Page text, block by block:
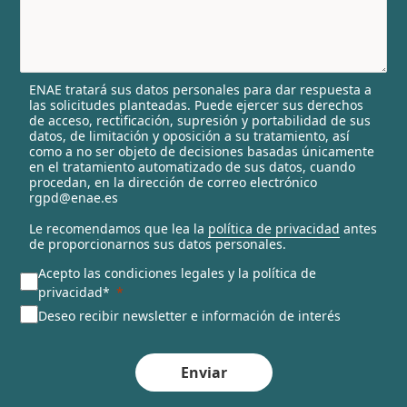
l
e
c
t
e
d
ENAE tratará sus datos personales para dar respuesta a
las solicitudes planteadas. Puede ejercer sus derechos
de acceso, rectificación, supresión y portabilidad de sus
datos, de limitación y oposición a su tratamiento, así
como a no ser objeto de decisiones basadas únicamente
en el tratamiento automatizado de sus datos, cuando
procedan, en la dirección de correo electrónico
rgpd@enae.es
Le recomendamos que lea la política de privacidad antes
de proporcionarnos sus datos personales.
Acepto las condiciones legales y la política de
privacidad*
Deseo recibir newsletter e información de interés
Enviar